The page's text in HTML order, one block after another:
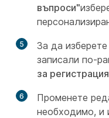
въпроси"
5
За да
записали по-
за регистрация
6
Променете
необходимо, и